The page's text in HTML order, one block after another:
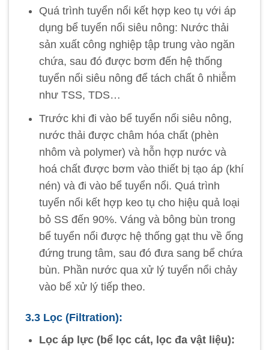
Quá trình tuyển nổi kết hợp keo tụ với áp
dụng bể tuyển nổi siêu nông: Nước thải
sản xuất công nghiệp tập trung vào ngăn
chứa, sau đó được bơm đến hệ thống
tuyển nổi siêu nông để tách chất ô nhiễm
như TSS, TDS…
Trước khi đi vào bể tuyển nổi siêu nông,
nước thải được châm hóa chất (phèn
nhôm và polymer) và hỗn hợp nước và
hoá chất được bơm vào thiết bị tạo áp (khí
nén) và đi vào bể tuyển nổi. Quá trình
tuyển nổi kết hợp keo tụ cho hiệu quả loại
bỏ SS đến 90%. Váng và bông bùn trong
bể tuyển nổi được hệ thống gạt thu về ống
đứng trung tâm, sau đó đưa sang bể chứa
bùn. Phần nước qua xử lý tuyển nổi chảy
vào bể xử lý tiếp theo.
3.3 Lọc (Filtration):
Lọc áp lực (bể lọc cát, lọc đa vật liệu):